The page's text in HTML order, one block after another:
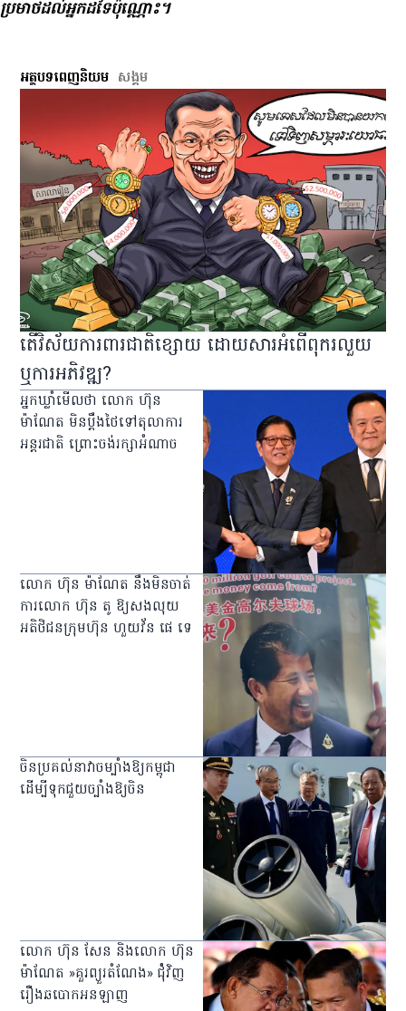
ប្រមាថ​ដល់​អ្នក​ដទៃ​ប៉ុណ្ណោះ។
អត្ថបទពេញនិយម សង្គម
តើវិស័យការពារជាតិខ្សោយ ដោយសារអំពើពុករលួយ
ឬការអភិវឌ្ឍ?
អ្នកឃ្លាំមើលថា លោក ហ៊ុន
ម៉ាណែត មិនប្ដឹងថៃទៅតុលាការ
អន្តរជាតិ ព្រោះចង់រក្សាអំណាច
លោក ហ៊ុន ម៉ាណែត នឹងមិនចាត់
ការលោក ហ៊ុន តូ ឱ្យសងលុយ
អតិថិជនក្រុមហ៊ុន ហួយវ័ន ផេ ទេ
ចិនប្រគល់នាវាចម្បាំងឱ្យកម្ពុជា
ដើម្បីទុកជួយច្បាំងឱ្យចិន
លោក ហ៊ុន សែន និងលោក ហ៊ុន
ម៉ាណែត »គួរព្យួរតំណែង» ជំុំវិញ
រឿងឆបោកអនឡាញ